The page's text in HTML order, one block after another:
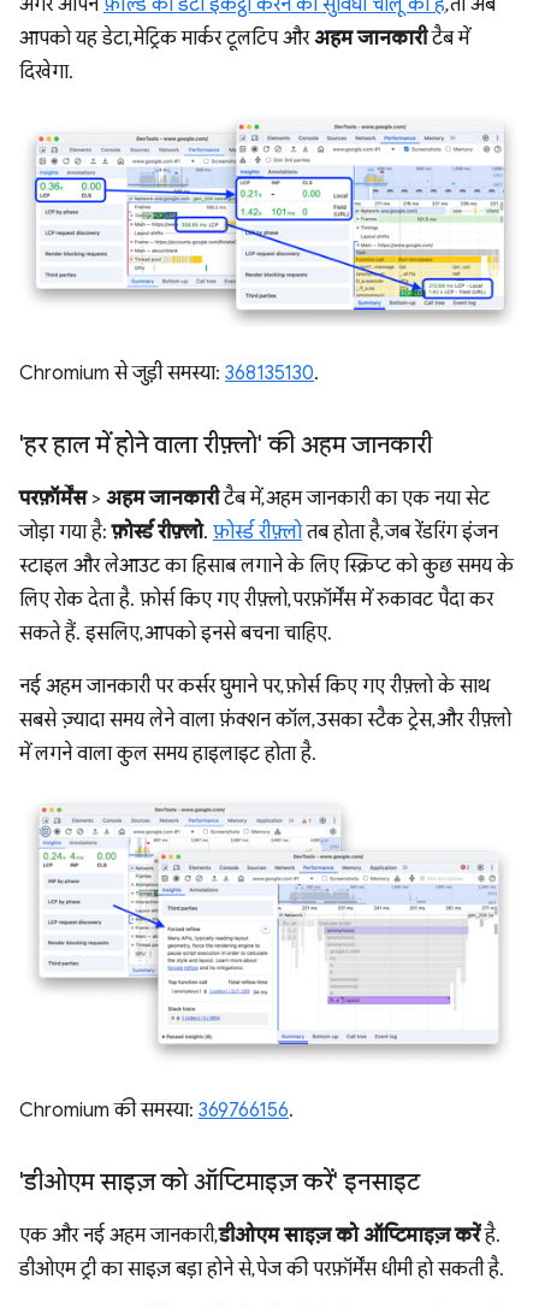
आपको यह डेटा, मेट्रिक मार्कर टूलटिप औरअहम जानकारीटैब में
दिखेगा.
Chromium से जुड़ी समस्या: 368135130.
'हर हाल में होने वाला रीफ़्लो' की अहम जानकारी
परफ़ॉर्मेंस> अहम जानकारीटैब में, अहम जानकारी का एक नया सेट
जोड़ा गया है:फ़ोर्स्ड रीफ़्लो. फ़ोर्स्ड रीफ़्लोतब होता है, जब रेंडरिंग इंजन
स्टाइल और लेआउट का हिसाब लगाने के लिए स्क्रिप्ट को कुछ समय के
लिए रोक देता है. फ़ोर्स किए गए रीफ़्लो, परफ़ॉर्मेंस में रुकावट पैदा कर
सकते हैं. इसलिए, आपको इनसे बचना चाहिए.
नई अहम जानकारी पर कर्सर घुमाने पर, फ़ोर्स किए गए रीफ़्लो के साथ
सबसे ज़्यादा समय लेने वाला फ़ंक्शन कॉल, उसका स्टैक ट्रेस, और रीफ़्लो
में लगने वाला कुल समय हाइलाइट होता है.
Chromium की समस्या: 369766156.
'डीओएम साइज़ को ऑप्टिमाइज़ करें' इनसाइट
एक और नई अहम जानकारी,डीओएम साइज़ को ऑप्टिमाइज़ करेंहै.
डीओएम ट्री का साइज़ बड़ा होने से, पेज की परफ़ॉर्मेंस धीमी हो सकती है.